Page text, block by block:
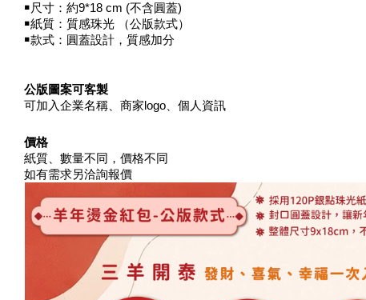
￭尺寸：約9*18 cm (不含圓蓋)
￭紙質：質感珠光 （公版款式）
￭款式：圓蓋設計，質感加分
公版圖案可客製
可加入企業名稱、商家logo、個人資訊
價格
紙質、數量不同，價格不同
如有需求另洽詢報價